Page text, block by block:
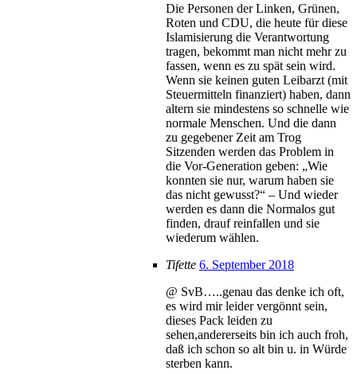
Die Personen der Linken, Grünen,
Roten und CDU, die heute für diese
Islamisierung die Verantwortung
tragen, bekommt man nicht mehr zu
fassen, wenn es zu spät sein wird.
Wenn sie keinen guten Leibarzt (mit
Steuermitteln finanziert) haben, dann
altern sie mindestens so schnelle wie
normale Menschen. Und die dann
zu gegebener Zeit am Trog
Sitzenden werden das Problem in
die Vor-Generation geben: „Wie
konnten sie nur, warum haben sie
das nicht gewusst?“ – Und wieder
werden es dann die Normalos gut
finden, drauf reinfallen und sie
wiederum wählen.
Tifette 6. September 2018
@ SvB…..genau das denke ich oft,
es wird mir leider vergönnt sein,
dieses Pack leiden zu
sehen,andererseits bin ich auch froh,
daß ich schon so alt bin u. in Würde
sterben kann.